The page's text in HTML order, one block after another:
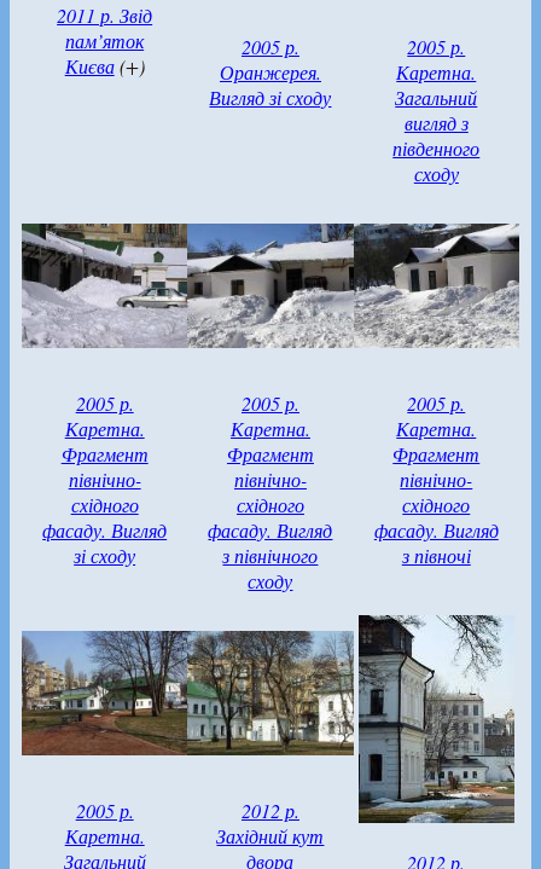
2011 р. Звід
пам’яток
Києва(+)
2005 р.
Оранжерея.
Вигляд зі сходу
2005 р.
Каретна.
Загальний
вигляд з
південного
сходу
2005 р.
Каретна.
Фрагмент
північно-
східного
фасаду. Вигляд
зі сходу
2005 р.
Каретна.
Фрагмент
північно-
східного
фасаду. Вигляд
з північного
сходу
2005 р.
Каретна.
Фрагмент
північно-
східного
фасаду. Вигляд
з півночі
2005 р.
Каретна.
Загальний
2012 р.
Західний кут
двора
2012 р.